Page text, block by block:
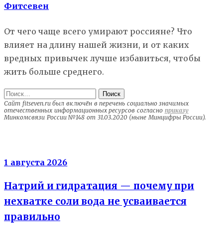
Фитсевен
От чего чаще всего умирают россияне? Что
влияет на длину нашей жизни, и от каких
вредных привычек лучше избавиться, чтобы
жить больше среднего.
Найти:
Сайт fitseven.ru был включён в перечень социально значимых
отечественных информационных ресурсов согласно приказу
Минкомсвязи России №148 от 31.03.2020 (ныне Минцифры России).
1 августа 2026
Натрий и гидратация — почему при
нехватке соли вода не усваивается
правильно